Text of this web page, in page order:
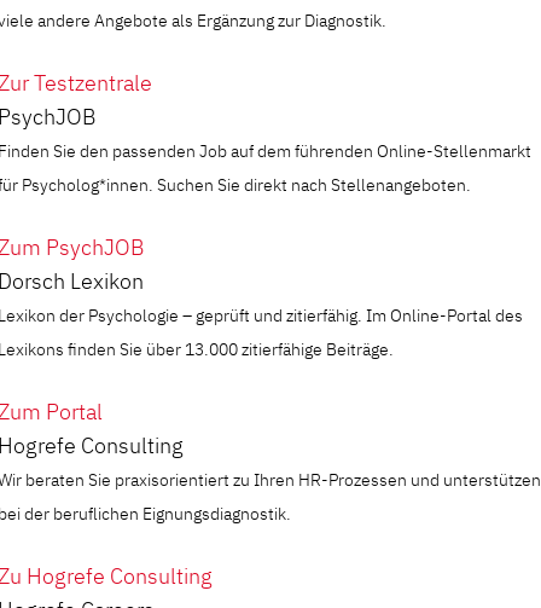
andere Angebote als Ergänzung zur Diagnostik.
Testzentrale
Sie den passenden Job auf dem führenden Online-Stellenmarkt
Psycholog*innen. Suchen Sie direkt nach Stellenangeboten.
PsychJOB
Lexikon
der Psychologie – geprüft und zitierfähig. Im Online-Portal des
finden Sie über 13.000 zitierfähige Beiträge.
Portal
Consulting
beraten Sie praxisorientiert zu Ihren HR-Prozessen und unterstützen
der beruflichen Eignungsdiagnostik.
Hogrefe Consulting